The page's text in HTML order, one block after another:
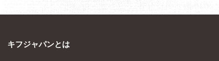
キフジャパンとは